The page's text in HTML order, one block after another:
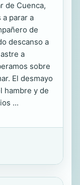
de Cuenca,
parar a
de
descanso a
a
sobre
El desmayo
hambre y de
...